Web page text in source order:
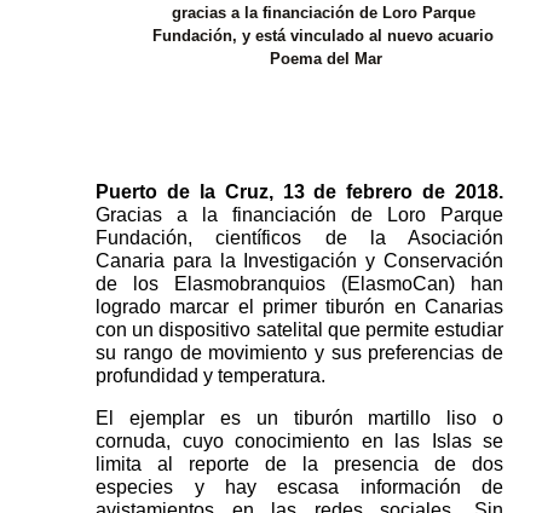
gracias a la financiación de Loro Parque
Fundación, y está vinculado al nuevo acuario
Poema del Mar
Puerto de la Cruz, 13 de febrero de 2018.
Gracias a la financiación de Loro Parque
Fundación, científicos de la Asociación
Canaria para la Investigación y Conservación
de los Elasmobranquios (ElasmoCan) han
logrado marcar el primer tiburón en Canarias
con un dispositivo satelital que permite estudiar
su rango de movimiento y sus preferencias de
profundidad y temperatura.
El ejemplar es un tiburón martillo liso o
cornuda, cuyo conocimiento en las Islas se
limita al reporte de la presencia de dos
especies y hay escasa información de